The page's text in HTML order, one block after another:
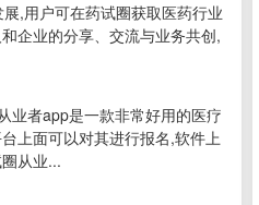
,用户可在药试圈获取医药行业
企业的分享、交流与业务共创,
业者app是一款非常好用的医疗
上面可以对其进行报名,软件上
从业...